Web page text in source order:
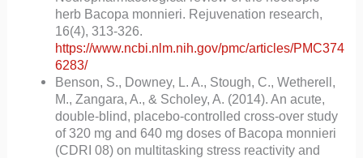
herb Bacopa monnieri. Rejuvenation research,
16(4), 313-326.
https://www.ncbi.nlm.nih.gov/pmc/articles/PMC374
6283/
Benson, S., Downey, L. A., Stough, C., Wetherell,
M., Zangara, A., & Scholey, A. (2014). An acute,
double-blind, placebo-controlled cross-over study
of 320 mg and 640 mg doses of Bacopa monnieri
(CDRI 08) on multitasking stress reactivity and